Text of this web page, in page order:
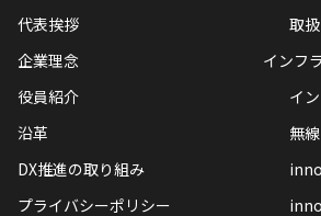
代表挨拶
企業理念
役員紹介
沿革
DX推進の取り組み
プライバシーポリシー
取
インフ
イ
無